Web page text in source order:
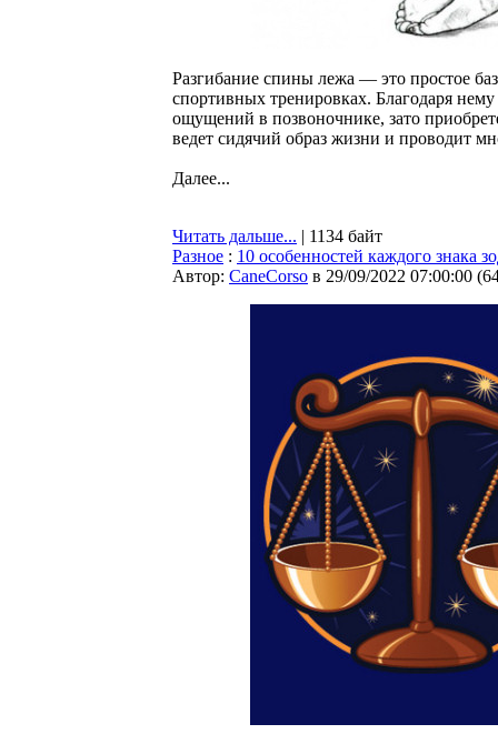
Разгибание спины лежа — это простое
спортивных тренировках. Благодаря
ощущений в позвоночнике, зато
ведет сидячий образ жизни и проводит
Далее...
Читать дальше... | 1134 байт
Разное : 10 особенностей каждого знака
Автор: CaneCorso в 29/09/2022 07:00:00 (